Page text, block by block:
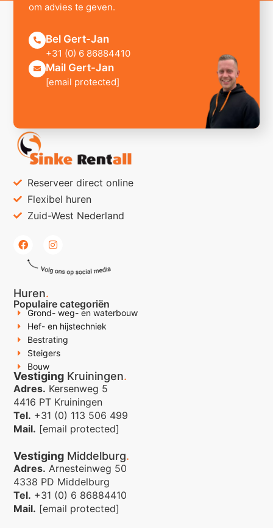
Reserveer direct online
Flexibel huren
Zuid-West Nederland
Huren.
Populaire categoriën
Grond- weg- en waterbouw
Hef- en hijstechniek
Bestrating
Steigers
Bouw
Vestiging Kruiningen.
Adres. Kersenweg 5
4416 PT Kruiningen
Tel. +31 (0) 113 506 499
Mail. [email protected]
Vestiging Middelburg.
Adres. Arnesteinweg 50
4338 PD Middelburg
Tel. +31 (0) 6 86884410
Mail. [email protected]
om advies te geven.
Bel Gert-Jan
+31 (0) 6 86884410
Mail Gert-Jan
[email protected]